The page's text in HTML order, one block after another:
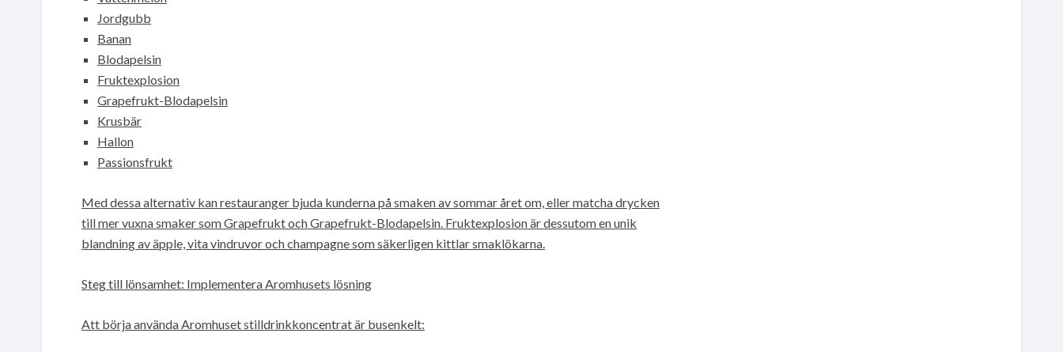
Jordgubb
Banan
Blodapelsin
Fruktexplosion
Grapefrukt-Blodapelsin
Krusbär
Hallon
Passionsfrukt
Med dessa alternativ kan restauranger bjuda kunderna på smaken av sommar året om, eller matcha drycken
till mer vuxna smaker som Grapefrukt och Grapefrukt-Blodapelsin. Fruktexplosion är dessutom en unik
blandning av äpple, vita vindruvor och champagne som säkerligen kittlar smaklökarna.
Steg till lönsamhet: Implementera Aromhusets lösning
Att börja använda Aromhuset stilldrinkkoncentrat är busenkelt: